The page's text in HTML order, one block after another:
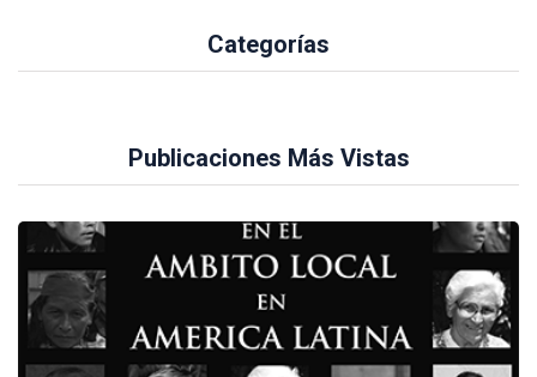
Categorías
Publicaciones Más Vistas